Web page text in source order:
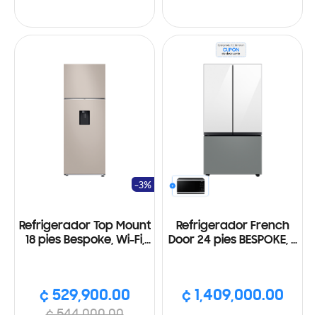
Refrigerador Top Mount
18 pies Bespoke, Wi-Fi,
¢ 529,900.00
-3%
Refrigerador French
Door 24 pies BESPOKE, 3
plateado
¢ 1,409,000.00